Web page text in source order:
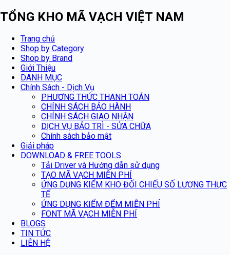
TỔNG KHO MÃ VẠCH VIỆT NAM
Trang chủ
Shop by Category
Shop by Brand
Giới Thiệu
DANH MỤC
Chính Sách - Dịch Vụ
PHƯƠNG THỨC THANH TOÁN
CHÍNH SÁCH BẢO HÀNH
CHÍNH SÁCH GIAO NHẬN
DỊCH VỤ BẢO TRÌ - SỬA CHỮA
Chính sách bảo mật
Giải pháp
DOWNLOAD & FREE TOOLS
Tải Driver và Hướng dẫn sử dụng
TẠO MÃ VẠCH MIỄN PHÍ
ỨNG DỤNG KIỂM KHO ĐỐI CHIẾU SỐ LƯỢNG THỰC
TẾ
ỨNG DỤNG KIỂM ĐẾM MIỄN PHÍ
FONT MÃ VẠCH MIỄN PHÍ
BLOGS
TIN TỨC
LIÊN HỆ